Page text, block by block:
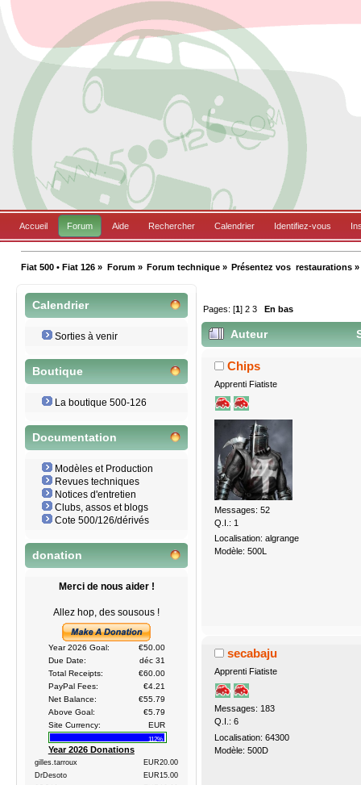
Accueil Forum Aide Rechercher Calendrier Identifiez-vous
Fiat 500 • Fiat 126 » Forum» Forum technique» Présentez vos  restaurations »
Calendrier
Sorties à venir
Boutique
La boutique 500-126
Documentation
Modèles et Production
Revues techniques
Notices d'entretien
Clubs, assos et blogs
Cote 500/126/dérivés
donation
Merci de nous aider !
Allez hop, des sousous !
Year 2026 Goal:
€50.00
Due Date:
déc 31
Total Receipts:
€60.00
PayPal Fees:
€4.21
Net Balance:
€55.79
Above Goal:
€5.79
Site Currency:
EUR
112%
Year 2026 Donations
gilles.tarroux
EUR20.00
DrDesoto
EUR15.00
Pages: [1]2 3 En bas
Auteur
Chips
Apprenti Fiatiste
Messages: 52
Q.I.: 1
Localisation: algrange
Modèle: 500L
secabaju
Apprenti Fiatiste
Messages: 183
Q.I.: 6
Localisation: 64300
Modèle: 500D